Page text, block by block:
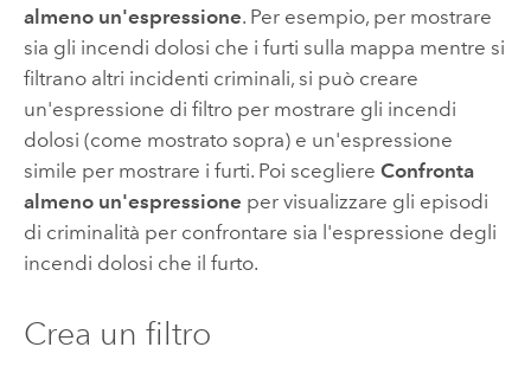
almeno un'espressione. Per esempio, per mostrare
sia gli incendi dolosi che i furti sulla mappa mentre si
filtrano altri incidenti criminali, si può creare
un'espressione di filtro per mostrare gli incendi
dolosi (come mostrato sopra) e un'espressione
simile per mostrare i furti. Poi scegliere Confronta
almeno un'espressione per visualizzare gli episodi
di criminalità per confrontare sia l'espressione degli
incendi dolosi che il furto.
Crea un filtro